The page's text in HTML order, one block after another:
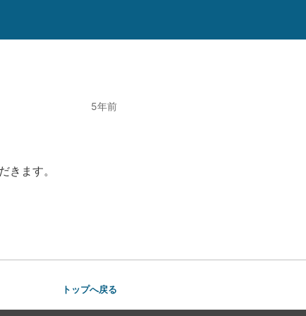
5年前
ます。
トップへ戻る